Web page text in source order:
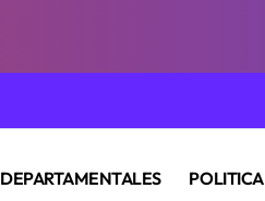
DEPARTAMENTALES POLITICA